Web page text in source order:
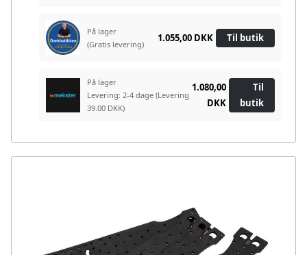
På lager
(Gratis levering)
1.055,00 DKK Til butik
På lager
Levering: 2-4 dage (Levering
39.00 DKK)
1.080,00
DKK
Til
butik